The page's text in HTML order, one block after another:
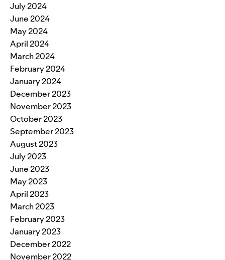
July 2024
June 2024
May 2024
April 2024
March 2024
February 2024
January 2024
December 2023
November 2023
October 2023
September 2023
August 2023
July 2023
June 2023
May 2023
April 2023
March 2023
February 2023
January 2023
December 2022
November 2022